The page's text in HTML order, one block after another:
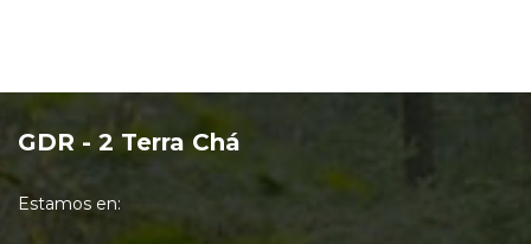
GDR - 2 Terra Chá
Estamos en: